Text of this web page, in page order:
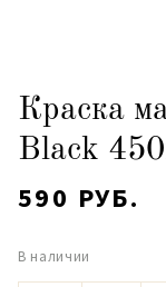
Краска
Black
590 РУБ.
В наличии